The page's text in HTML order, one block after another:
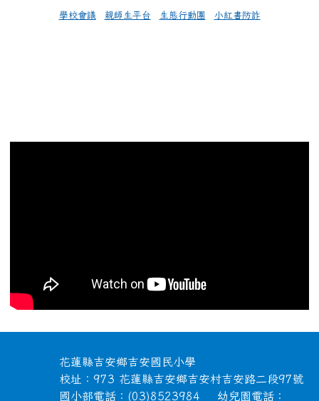
學校會議 親師生平台 生態行動團 小紅書防詐
頁尾區域內容
花蓮縣吉安鄉吉安國民小學
校址：973 花蓮縣吉安鄉吉安村吉安路二段97號
國小部電話：(03)8523984 幼兒園電話：